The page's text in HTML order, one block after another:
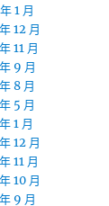
1 月
12 月
11 月
9 月
8 月
5 月
1 月
12 月
11 月
10 月
9 月